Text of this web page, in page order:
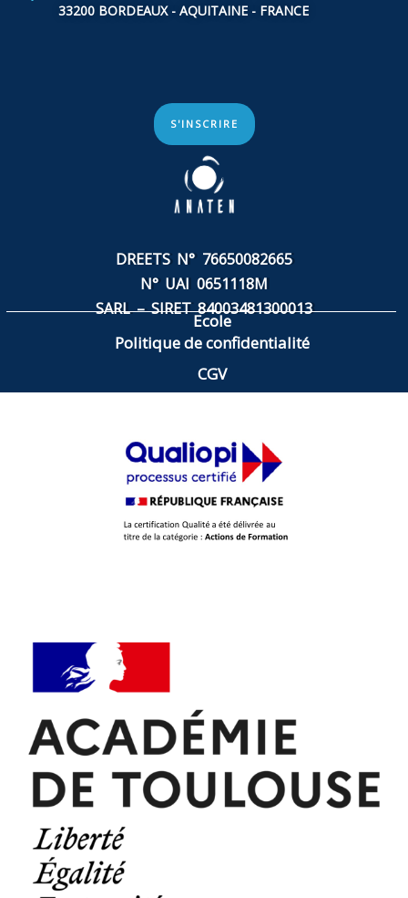
33200 BORDEAUX - AQUITAINE - FRANCE
S'INSCRIRE
DREETS N° 76650082665
N° UAI 0651118M
SARL – SIRET84003481300013
Ecole
Politique de confidentialité
CGV